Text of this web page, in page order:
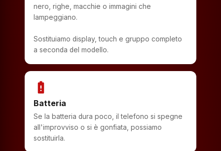
nero, righe, macchie o immagini che
lampeggiano.
Sostituiamo display, touch e gruppo completo
a seconda del modello.
battery_alert
Batteria
Se la batteria dura poco, il telefono si spegne
all'improvviso o si è gonfiata, possiamo
sostituirla.